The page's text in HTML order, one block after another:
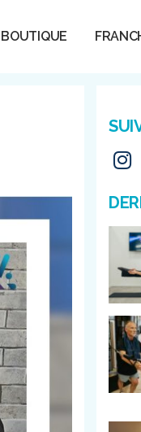
BOUTIQUE